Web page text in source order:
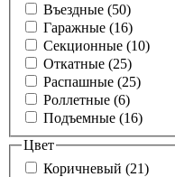
Въездные (50)
Гаражные (16)
Секционные (10)
Откатные (25)
Распашные (25)
Роллетные (6)
Подъемные (16)
Цвет
Коричневый (21)